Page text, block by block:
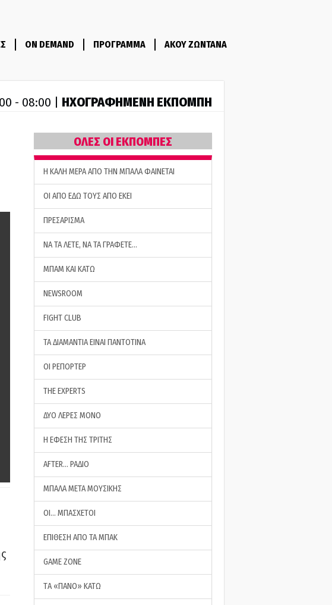
ON DEMAND ΠΡΟΓΡΑΜΜΑ ΑΚΟΥ ΖΩΝΤΑΝΑ
- 08:00 | ΗΧΟΓΡΑΦΗΜΕΝΗ ΕΚΠΟΜΠΗ
ΟΛΕΣ ΟΙ ΕΚΠΟΜΠΕΣ
H ΚΑΛΗ ΜΕΡΑ ΑΠΟ ΤΗΝ ΜΠΑΛΑ ΦΑΙΝΕΤΑΙ
ΟΙ ΑΠΟ ΕΔΩ ΤΟΥΣ ΑΠΟ ΕΚΕΙ
ΠΡΕΣΑΡΙΣΜΑ
ΝΑ ΤΑ ΛΕΤΕ, ΝΑ ΤΑ ΓΡΑΦΕΤΕ…
ΜΠΑΜ ΚΑΙ ΚΑΤΩ
NEWSROOM
FIGHT CLUB
ΤΑ ΔΙΑΜΑΝΤΙΑ ΕΙΝΑΙ ΠΑΝΤΟΤΙΝΑ
ΟΙ ΡΕΠΟΡΤΕΡ
THE EXPERTS
ΔΥΟ ΛΕΡΕΣ ΜΟΝΟ
Η ΕΦΕΣΗ ΤΗΣ ΤΡΙΤΗΣ
AFTER… ΡΑΔΙΟ
ΜΠΑΛΑ ΜΕΤΑ ΜΟΥΣΙΚΗΣ
ΟΙ… ΜΠΑΣΧΕΤΟΙ
ΕΠΙΘΕΣΗ ΑΠΟ ΤΑ ΜΠΑΚ
GAME ZONE
ΤA «ΠΑΝΟ» ΚΑΤΩ